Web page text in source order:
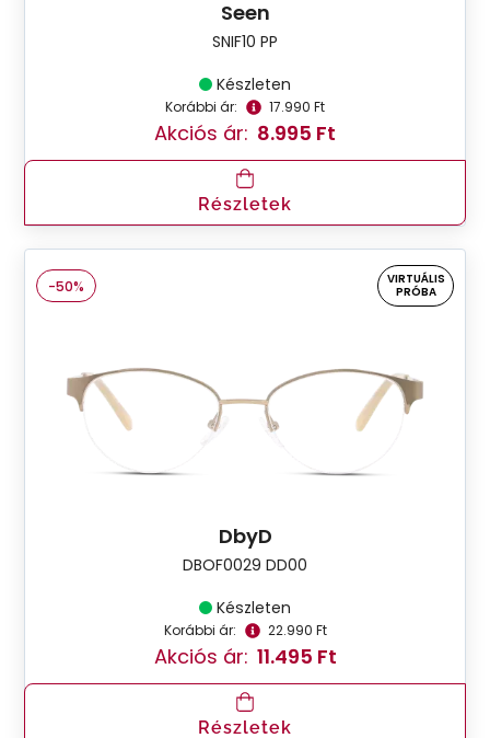
Seen
SNIF10 PP
Készleten
Korábbi ár: 17.990 Ft
Akciós ár: 8.995 Ft
Részletek
-50%
VIRTUÁLIS
PRÓBA
DbyD
DBOF0029 DD00
Készleten
Korábbi ár: 22.990 Ft
Akciós ár: 11.495 Ft
Részletek